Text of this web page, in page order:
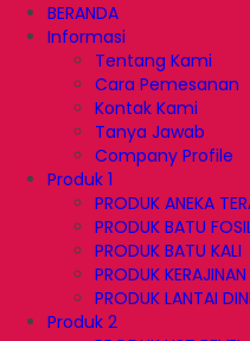
BERANDA
Informasi
Tentang Kami
Cara Pemesanan
Kontak Kami
Tanya Jawab
Company Profile
Produk 1
PRODUK ANEKA
PRODUK BATU
PRODUK BATU KALI
PRODUK
PRODUK LANTAI
Produk 2